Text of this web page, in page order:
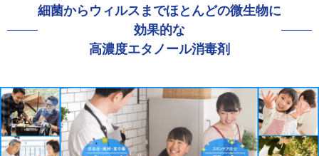
細菌からウィルスまでほとんどの微生物に
効果的な
高濃度エタノール消毒剤